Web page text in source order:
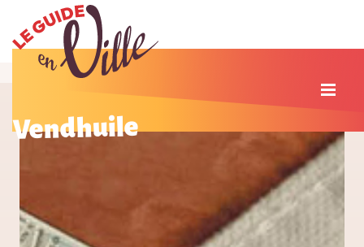
Vendhuile